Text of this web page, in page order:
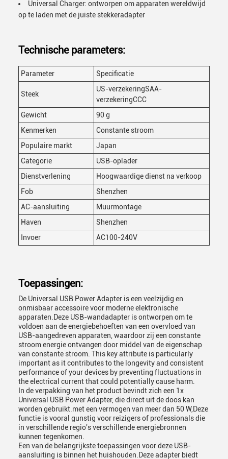
Universal Charger: ontworpen om apparaten wereldwijd
op te laden met de juiste stekkeradapter
Technische parameters:
Parameter Specificatie
Steek
US-verzekeringSAA-
verzekeringCCC
Gewicht
90 g
Kenmerken
Constante stroom
Populaire markt
Japan
Categorie
USB-oplader
Dienstverlening
Hoogwaardige dienst na verkoop
Fob
Shenzhen
AC-aansluiting
Muurmontage
Haven
Shenzhen
Invoer
AC100-240V
Toepassingen:
De Universal USB Power Adapter is een veelzijdig en
onmisbaar accessoire voor moderne elektronische
apparaten.Deze USB-wandadapter is ontworpen om te
voldoen aan de energiebehoeften van een overvloed van
USB-aangedreven apparaten, waardoor zij een constante
stroom energie ontvangen door middel van de eigenschap
van constante stroom. This key attribute is particularly
important as it contributes to the longevity and consistent
performance of your devices by preventing fluctuations in
the electrical current that could potentially cause harm.
In de verpakking van het product bevindt zich een 1x
Universal USB Power Adapter, die direct uit de doos kan
worden gebruikt.met een vermogen van meer dan 50 W,Deze
functie is vooral gunstig voor reizigers of professionals die
in verschillende regio's verschillende energiebronnen
kunnen tegenkomen.
Een van de belangrijkste toepassingen voor deze USB-
aansluiting is binnen het huishouden.Deze adapter biedt